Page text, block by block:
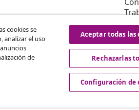
cookies se
analizar el uso
de
Aceptar todas las
Rechazarlas
Configuración de